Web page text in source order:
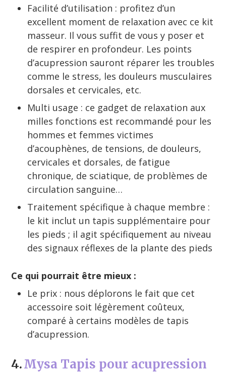
Facilité d’utilisation : profitez d’un
excellent moment de relaxation avec ce kit
masseur. Il vous suffit de vous y poser et
de respirer en profondeur. Les points
d’acupression sauront réparer les troubles
comme le stress, les douleurs musculaires
dorsales et cervicales, etc.
Multi usage : ce gadget de relaxation aux
milles fonctions est recommandé pour les
hommes et femmes victimes
d’acouphènes, de tensions, de douleurs,
cervicales et dorsales, de fatigue
chronique, de sciatique, de problèmes de
circulation sanguine…
Traitement spécifique à chaque membre :
le kit inclut un tapis supplémentaire pour
les pieds ; il agit spécifiquement au niveau
des signaux réflexes de la plante des pieds
Ce qui pourrait être mieux :
Le prix : nous déplorons le fait que cet
accessoire soit légèrement coûteux,
comparé à certains modèles de tapis
d’acupression.
4.Mysa Tapis pour acupression